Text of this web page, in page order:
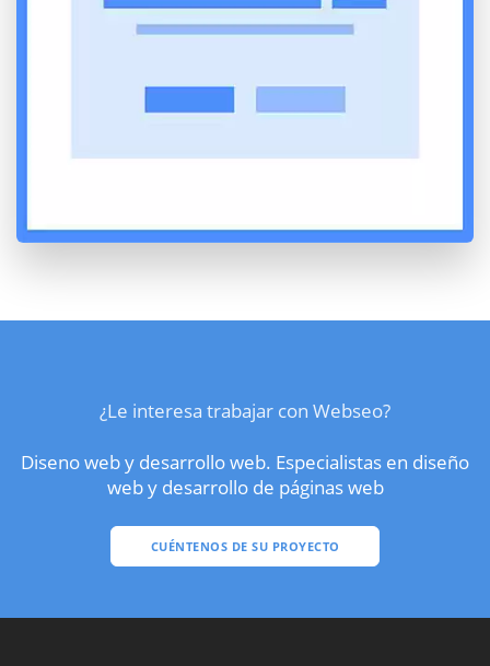
¿Le interesa trabajar con Webseo?
Diseno web y desarrollo web. Especialistas en diseño
web y desarrollo de páginas web
CUÉNTENOS DE SU PROYECTO